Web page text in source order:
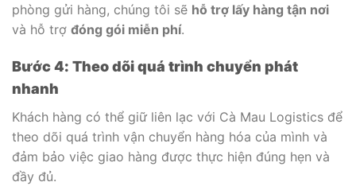
phòng gửi hàng, chúng tôi sẽ hỗ trợ lấy hàng tận nơi
và hỗ trợ đóng gói miễn phí.
Bước 4: Theo dõi quá trình chuyển phát
nhanh
Khách hàng có thể giữ liên lạc với Cà Mau Logistics để
theo dõi quá trình vận chuyển hàng hóa của mình và
đảm bảo việc giao hàng được thực hiện đúng hẹn và
đầy đủ.